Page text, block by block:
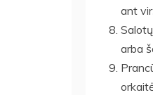
ant
arba